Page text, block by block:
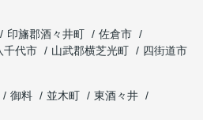
印旛郡酒々井町
佐倉市
千代市 山武郡横芝光町
四街道市
御料 並木町
東酒々井